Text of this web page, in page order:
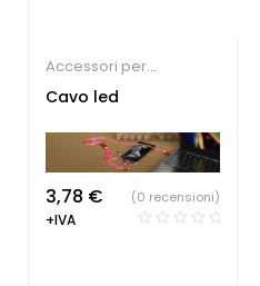
Accessori per
Smartphone
Cavo led
3,78 €
+IVA
(0 recensioni)